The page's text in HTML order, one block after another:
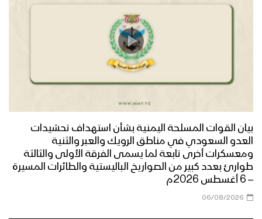
بيان القوات المسلحة اليمنية بشأن استهداف تحشيدات
العدو السعودي في مناطق الرويك والعبر والثنية
ومعسكرات أخرى تابعة لما يسمى الفرقة الأولى والثالثة
طوارئ بعدد كبير من الصواريخ الباليستية والطائرات المسيرة
– 6 أغسطس 2026م
06/08/2026